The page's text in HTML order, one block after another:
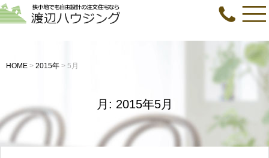
HOME > 2015年 > 5月
月: 2015年5月